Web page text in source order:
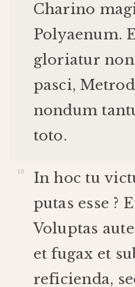
Charino
Polyaenum.
gloriatur non
pasci,
nondum
toto.
In hoc tu
putas esse ?
Voluptas
et fugax et
reficienda,